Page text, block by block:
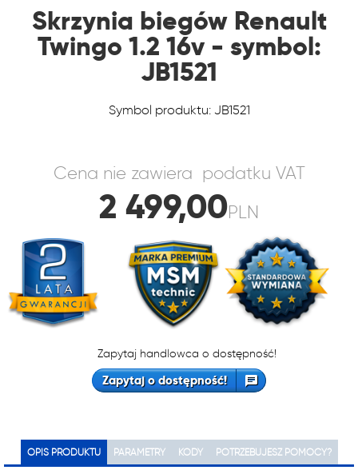
Skrzynia biegów Renault
Twingo 1.2 16v - symbol:
JB1521
Symbol produktu: JB1521
Cena nie zawiera podatku VAT
2 499,00PLN
Zapytaj handlowca o dostępność!
Zapytaj o dostępność!
OPIS PRODUKTU PARAMETRY KODY POTRZEBUJESZ POMOCY?